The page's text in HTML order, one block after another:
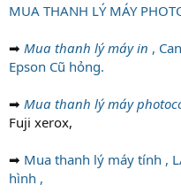
MUA THANH LÝ MÁY
➡ Mua thanh lý máy in ,
Epson Cũ hỏng.
➡ Mua thanh lý máy
Fuji xerox,
➡ Mua thanh lý máy tính ,
hình ,